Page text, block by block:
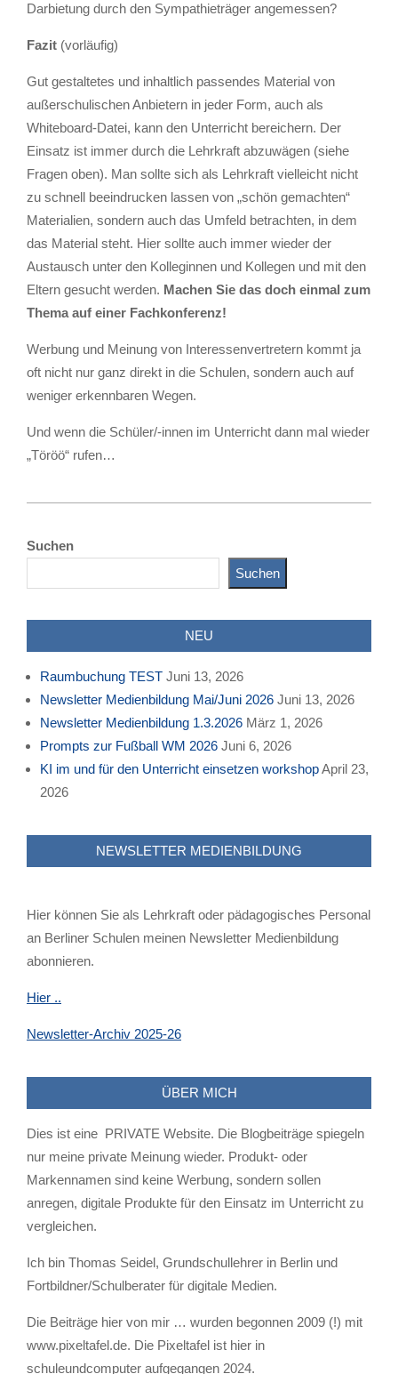
Darbietung durch den Sympathieträger angemessen?
Fazit (vorläufig)
Gut gestaltetes und inhaltlich passendes Material von
außerschulischen Anbietern in jeder Form, auch als
Whiteboard-Datei, kann den Unterricht bereichern. Der
Einsatz ist immer durch die Lehrkraft abzuwägen (siehe
Fragen oben). Man sollte sich als Lehrkraft vielleicht nicht
zu schnell beeindrucken lassen von „schön gemachten“
Materialien, sondern auch das Umfeld betrachten, in dem
das Material steht. Hier sollte auch immer wieder der
Austausch unter den Kolleginnen und Kollegen und mit den
Eltern gesucht werden. Machen Sie das doch einmal zum
Thema auf einer Fachkonferenz!
Werbung und Meinung von Interessenvertretern kommt ja
oft nicht nur ganz direkt in die Schulen, sondern auch auf
weniger erkennbaren Wegen.
Und wenn die Schüler/-innen im Unterricht dann mal wieder
„Töröö“ rufen…
11
Suchen
Suchen
NEU
Raumbuchung TEST Juni 13, 2026
Newsletter Medienbildung Mai/Juni 2026 Juni 13, 2026
Newsletter Medienbildung 1.3.2026 März 1, 2026
Prompts zur Fußball WM 2026 Juni 6, 2026
KI im und für den Unterricht einsetzen workshopApril 23,
2026
NEWSLETTER MEDIENBILDUNG
Hier können Sie als Lehrkraft oder pädagogisches Personal
an Berliner Schulen meinen Newsletter Medienbildung
abonnieren.
Hier ..
Newsletter-Archiv 2025-26
ÜBER MICH
Dies ist eine PRIVATE Website. Die Blogbeiträge spiegeln
nur meine private Meinung wieder. Produkt- oder
Markennamen sind keine Werbung, sondern sollen
anregen, digitale Produkte für den Einsatz im Unterricht zu
vergleichen.
Ich bin Thomas Seidel, Grundschullehrer in Berlin und
Fortbildner/Schulberater für digitale Medien.
Die Beiträge hier von mir … wurden begonnen 2009 (!) mit
www.pixeltafel.de. Die Pixeltafel ist hier in
schuleundcomputer aufgegangen 2024.